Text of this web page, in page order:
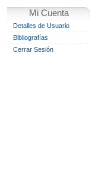
Mi Cuenta
Detalles de Usuario
Bibliografías
Cerrar Sesión